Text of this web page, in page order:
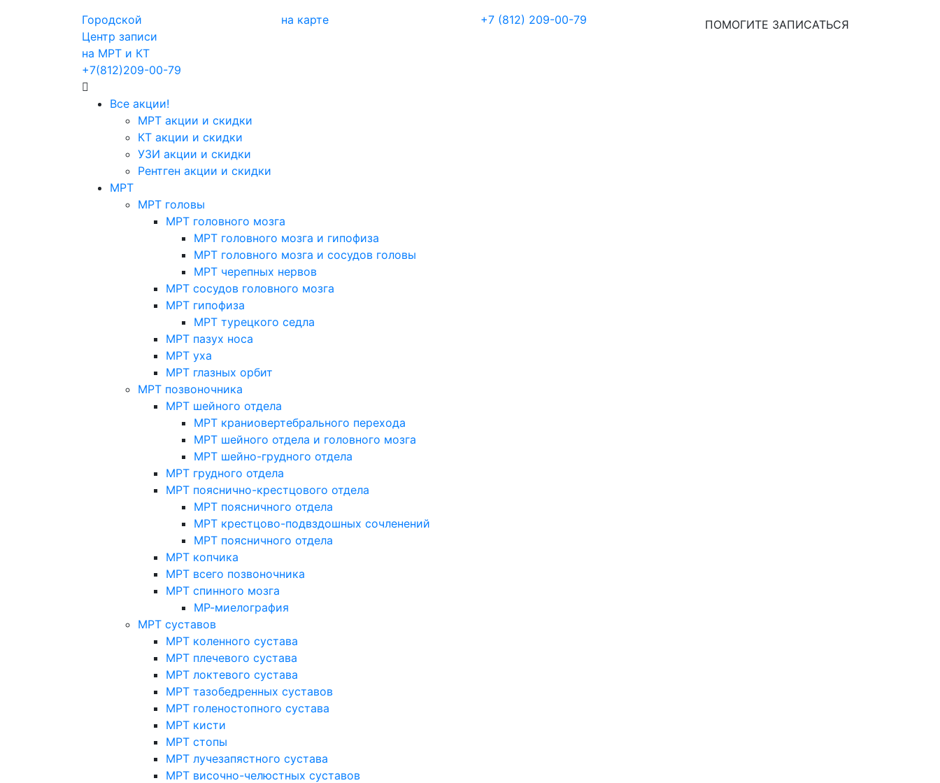
Городской
Центр записи
на МРТ и КТ
+7(812)209-00-79
на карте +7 (812) 209-00-79 ПОМОГИТЕ ЗАПИСАТЬСЯ
Все акции!
МРТ акции и скидки
КТ акции и скидки
УЗИ акции и скидки
Рентген акции и скидки
МРТ
МРТ головы
МРТ головного мозга
МРТ головного мозга и гипофиза
МРТ головного мозга и сосудов головы
МРТ черепных нервов
МРТ сосудов головного мозга
МРТ гипофиза
МРТ турецкого седла
МРТ пазух носа
МРТ уха
МРТ глазных орбит
МРТ позвоночника
МРТ шейного отдела
МРТ краниовертебрального перехода
МРТ шейного отдела и головного мозга
МРТ шейно-грудного отдела
МРТ грудного отдела
МРТ пояснично-крестцового отдела
МРТ поясничного отдела
МРТ крестцово-подвздошных сочленений
МРТ поясничного отдела
МРТ копчика
МРТ всего позвоночника
МРТ спинного мозга
МР-миелография
МРТ суставов
МРТ коленного сустава
МРТ плечевого сустава
МРТ локтевого сустава
МРТ тазобедренных суставов
МРТ голеностопного сустава
МРТ кисти
МРТ стопы
МРТ лучезапястного сустава
МРТ височно-челюстных суставов